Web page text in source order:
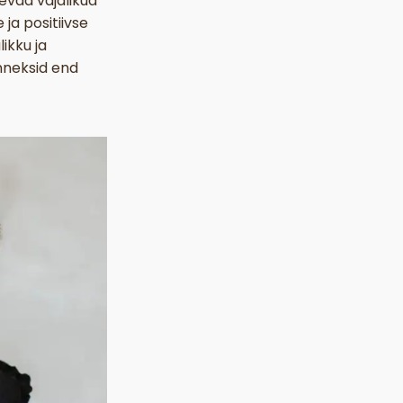
ja positiivse
ja
end